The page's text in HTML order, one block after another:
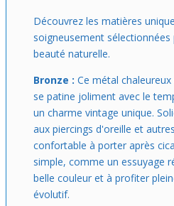
Découvrez les matières
soigneusement
beauté naturelle.
Bronze : Ce métal
se patine joliment avec le
un charme vintage unique.
aux piercings d'oreille et
confortable à porter après
simple, comme un essuyage
belle couleur et à profiter
évolutif.